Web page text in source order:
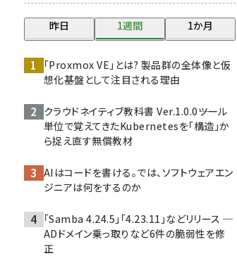
abc123 (1352)
昨日 1週間 1か月
「Proxmox VE」とは? 製品群の全体像と仮
想化基盤として注目される理由
クラウドネイティブ教科書 Ver.1.0.0――ツール
単位で覚えてきたKubernetesを「構造」か
ら捉え直す無償教材
AIはコードを書ける。では、ソフトウェアエン
ジニアは何をするのか
「Samba 4.24.5」「4.23.11」などリリース ─
ADドメイン乗っ取りなど6件の脆弱性を修
正